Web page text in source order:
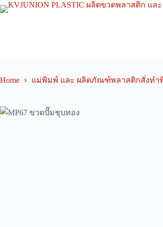
Skip
to
Home แม่พิมพ์ และ ผลิตภัณฑ์พลาสติกสั่งทำพิเ